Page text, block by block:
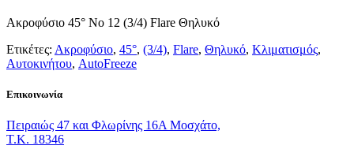
Ακροφύσιο 45° Νο 12 (3/4) Flare Θηλυκό
Ετικέτες: Ακροφύσιο, 45°, (3/4), Flare, Θηλυκό, Κλιματισμός,
Αυτοκινήτου, AutoFreeze
Eπικοινωνία
Πειραιώς 47 και Φλωρίνης 16Α Μοσχάτο,
T.K. 18346